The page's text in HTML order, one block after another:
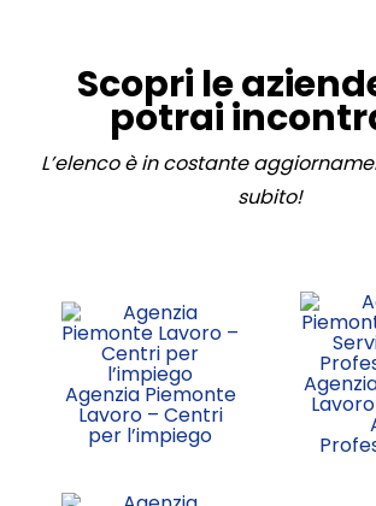
Scopri le
potrai
L’elenco è in costante
subito!
Agenzia Piemonte
Lavoro – Centri
per l’impiego